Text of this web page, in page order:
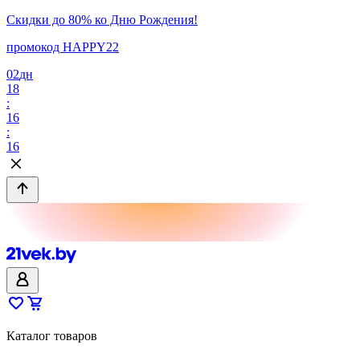
Скидки до 80% ко Дню Рождения!
промокод HAPPY22
02дн
18
:
16
:
16
Каталог товаров